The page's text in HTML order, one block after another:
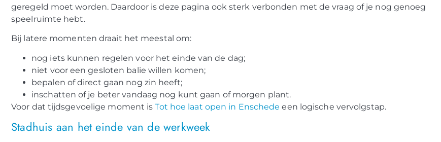
geregeld moet worden. Daardoor is deze pagina ook sterk verbonden met de vraag of je nog genoeg
speelruimte hebt.
Bij latere momenten draait het meestal om:
nog iets kunnen regelen voor het einde van de dag;
niet voor een gesloten balie willen komen;
bepalen of direct gaan nog zin heeft;
inschatten of je beter vandaag nog kunt gaan of morgen plant.
Voor dat tijdsgevoelige moment isTot hoe laat open in Enschede een logische vervolgstap.
Stadhuis aan het einde van de werkweek